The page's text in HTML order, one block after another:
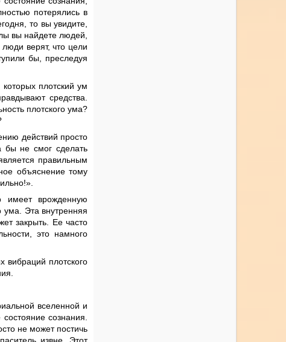
потерялись в
то вы увидите,
вы найдете людей,
верят, что цели
бы, преследуя
плотский ум
средства.
плотского ума?
действий просто
бы не смог сделать
правильным
объяснение тому
имеет врожденную
ума. Эта внутренняя
закрыть. Ее часто
это намного
вибраций плотского
вселенной и
сознания.
не может постичь